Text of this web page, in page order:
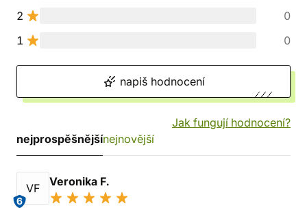
2
0
1
0
napiš hodnocení
Jak fungují hodnocení?
nejprospěšnějšínejnovější
VF
6
Veronika F.